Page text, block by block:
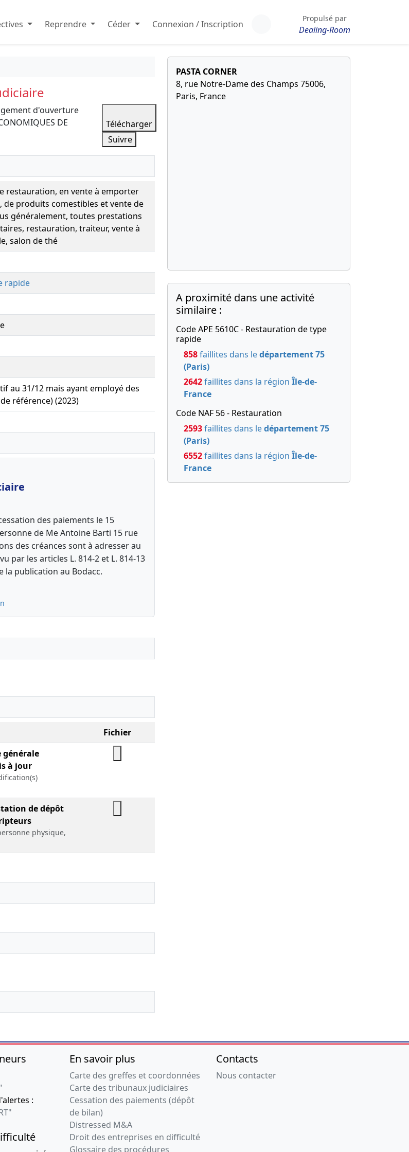
Reprendre Céder Connexion / Inscription
Propulsé par
Dealing-Room
d'ouverture
DE
Télécharger
Suivre
restauration, en vente à emporter
produits comestibles et vente de
généralement, toutes prestations
restauration, traiteur, vente à
salon de thé
rapide
au 31/12 mais ayant employé des
référence) (2023)
des paiements le 15
de Me Antoine Barti 15 rue
des créances sont à adresser au
par les articles L. 814-2 et L. 814-13
la publication au Bodacc.
Fichier
générale
à jour
de dépôt
physique,
PASTA CORNER
8, rue Notre-Dame des Champs 75006,
Paris, France
A proximité dans une activité
similaire :
Code APE 5610C - Restauration de type
rapide
858faillites dans ledépartement 75
(Paris)
2642faillites dans la région Île-de-
France
Code NAF 56 - Restauration
2593faillites dans ledépartement 75
(Paris)
6552faillites dans la région Île-de-
France
:
En savoir plus
Carte des greffes et coordonnées
Carte des tribunaux judiciaires
Cessation des paiements (dépôt
de bilan)
Distressed M&A
Droit des entreprises en difficulté
Glossaire des procédures
Contacts
Nous contacter